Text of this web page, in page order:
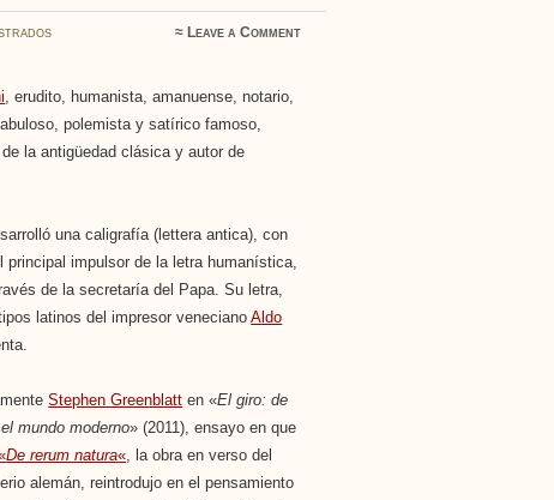
≈ Leave a Comment
, erudito, humanista, amanuense, notario,
polemista y satírico famoso,
la antigüedad clásica y autor de
una caligrafía (lettera antica), con
impulsor de la letra humanística,
de la secretaría del Papa. Su letra,
latinos del impresor venecianoAldo
Stephen Greenblatt en «El giro: de
mundo moderno» (2011), ensayo en que
De rerum natura«, la obra en verso del
alemán, reintrodujo en el pensamiento